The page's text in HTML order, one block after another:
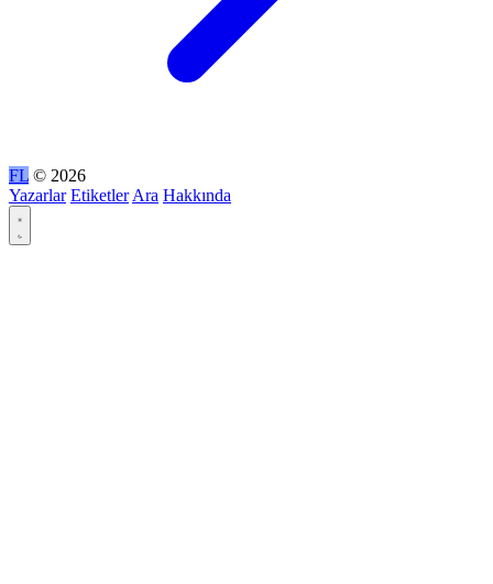
FL © 2026
Yazarlar Etiketler Ara Hakkında